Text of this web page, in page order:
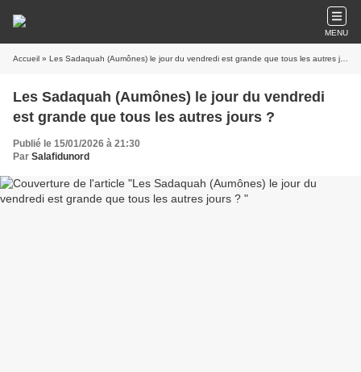
MENU
Accueil » Les Sadaquah (Aumônes) le jour du vendredi est grande que tous les autres jours ?
Les Sadaquah (Aumônes) le jour du vendredi
est grande que tous les autres jours ?
Publié le 15/01/2026 à 21:30
Par Salafidunord